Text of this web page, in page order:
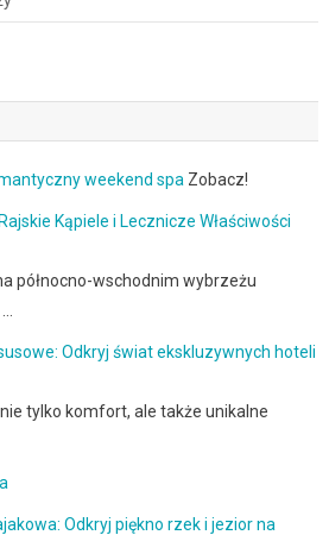
weekend spa Zobacz!
Kąpiele i Lecznicze Właściwości
północno-wschodnim wybrzeżu
Odkryj świat ekskluzywnych hoteli
tylko komfort, ale także unikalne
Odkryj piękno rzek i jezior na